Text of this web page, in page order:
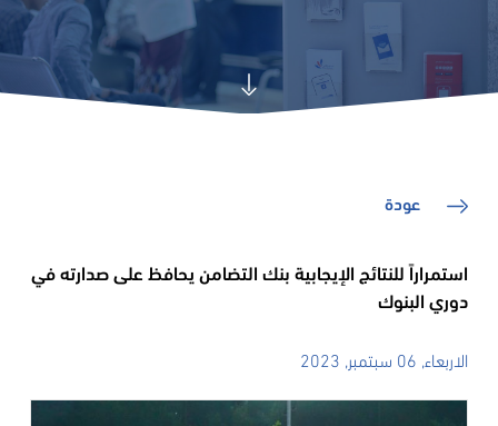
عودة
استمراراً للنتائج الإيجابية بنك التضامن يحافظ على صدارته في
دوري البنوك
الاربعاء, 06 سبتمبر, 2023